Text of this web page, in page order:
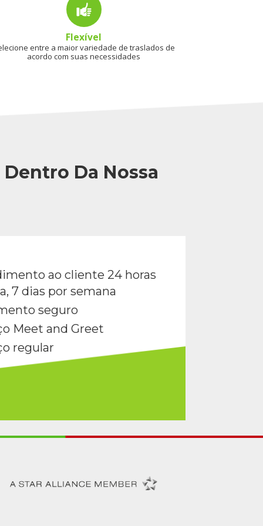
Flexível
entre a maior variedade de traslados de
acordo com suas necessidades
Da Nossa
ao cliente 24 horas
7 dias por semana
seguro
Meet and Greet
regular